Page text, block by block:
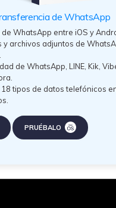
de WhatsApp
WhatsApp entre iOS y
y archivos adjuntos de
de WhatsApp, LINE, Kik,
tipos de datos telefónicos
PRUÉBALO